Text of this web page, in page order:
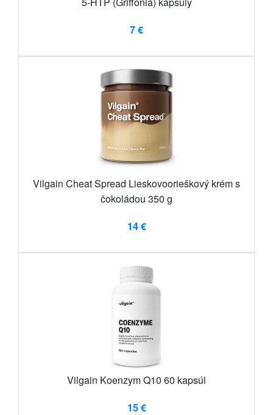
7 €
Vilgain Cheat Spread Lieskovoorieškový krém s
čokoládou 350 g
14 €
Vilgain Koenzym Q10 60 kapsúl
15 €